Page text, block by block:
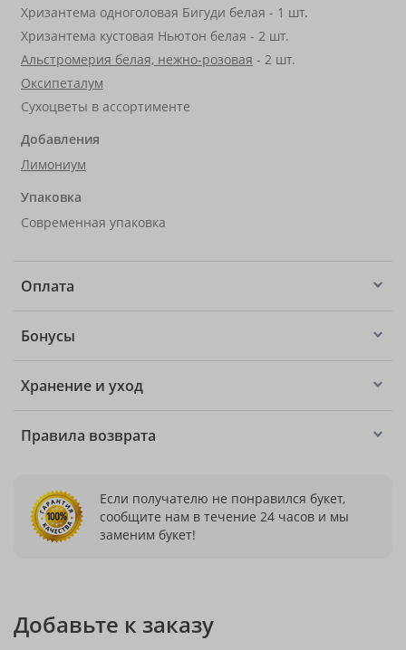
Хризантема одноголовая Бигуди белая - 1 шт.
Хризантема кустовая Ньютон белая - 2 шт.
Альстромерия белая, нежно-розовая - 2 шт.
Оксипеталум
Сухоцветы в ассортименте
Добавления
Лимониум
Упаковка
Современная упаковка
Оплата
Бонусы
Хранение и уход
Правила возврата
Если получателю не понравился букет,
сообщите нам в течение 24 часов и мы
заменим букет!
Добавьте к заказу